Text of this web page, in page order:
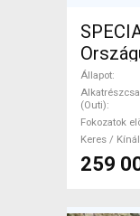
Állapot
(Outi)
Fokozatok
Keres / Kínál
259